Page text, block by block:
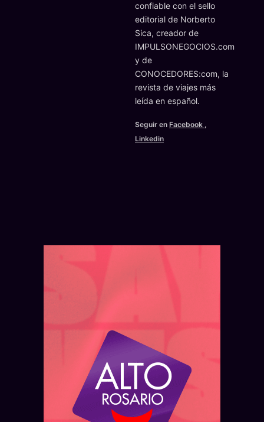
confiable con el sello
editorial de Norberto
Sica, creador de
IMPULSONEGOCIOS.com
y de
CONOCEDORES:com, la
revista de viajes más
leída en español.
Seguir en Facebook ,
Linkedin